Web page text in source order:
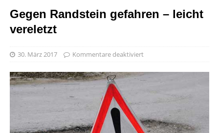
Gegen Randstein gefahren – leicht
vereletzt
30. März 2017 Kommentare deaktiviert